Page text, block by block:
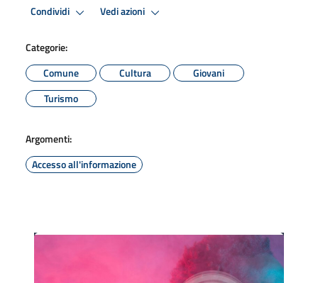
Condividi Vedi azioni
Categorie:
Comune
Cultura
Giovani
Turismo
Argomenti:
Accesso all'informazione